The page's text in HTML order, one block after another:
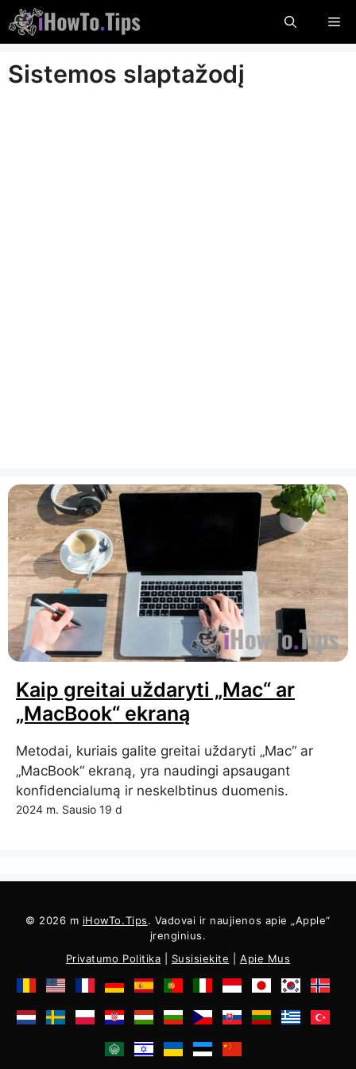
Pereiti
prie
turinio
Sistemos slaptažodį
Kaip greitai uždaryti „Mac“ ar
„MacBook“ ekraną
Metodai, kuriais galite greitai uždaryti „Mac“ ar
„MacBook“ ekraną, yra naudingi apsaugant
konfidencialumą ir neskelbtinus duomenis.
2024 m. Sausio 19 d
© 2026 m iHowTo.Tips. Vadovai ir naujienos apie „Apple“
įrenginius.
Privatumo Politika
Susisiekite |Apie Mus